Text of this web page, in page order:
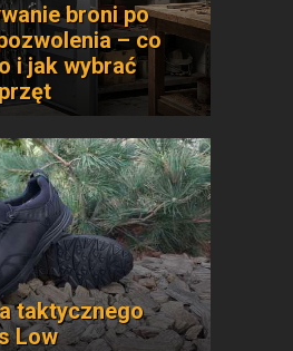
broni po
– co
i jak wybrać
taktycznego
Low